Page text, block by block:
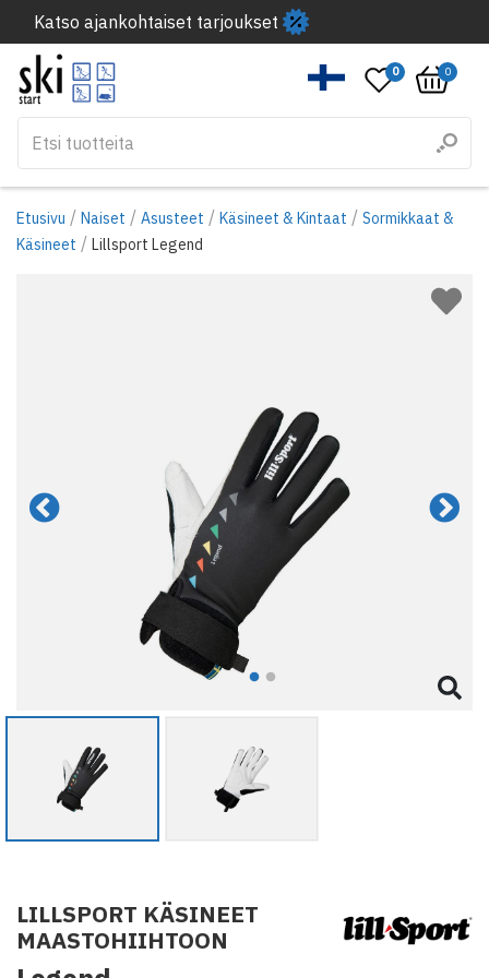
Katso ajankohtaiset tarjoukset
0 0
Etusivu / Naiset / Asusteet / Käsineet & Kintaat / Sormikkaat &
Käsineet / Lillsport Legend
LILLSPORT KÄSINEET
MAASTOHIIHTOON